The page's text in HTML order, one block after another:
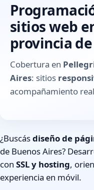
sitios web
provincia
Cobertura en
Aires: sitios
acompañamiento
¿Buscásdiseño de
de Buenos Aires?
con SSL y hosting,
experiencia en móvil.